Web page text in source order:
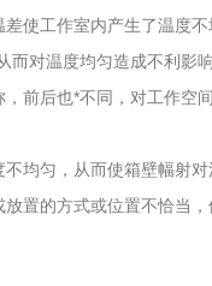
使工作室内产生了温度不
对温度均匀造成不利影
前后也*不同，对工作
均匀，从而使箱壁幅射
置的方式或位置不恰当